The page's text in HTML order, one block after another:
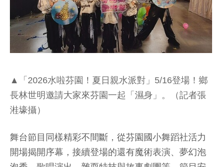
▲「2026水啦芬園！夏日親水派對」5/16登場！鄉
長林世明邀請大家來芬園一起「濕身」。（記者張
溎壕攝）
舞台節目同樣精彩不間斷，從芬園國小舞蹈社活力
開場揭開序幕，接續登場的還有魔術表演、夢幻泡